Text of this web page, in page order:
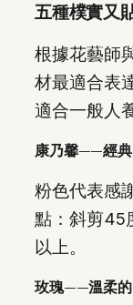
五種樸實又
根據花藝師
材最適合表
適合一般人
康乃馨——經典
粉色代表感
點：斜剪45
以上。
玫瑰——溫柔的